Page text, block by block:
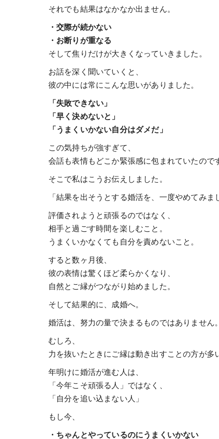
それでも結果はなかなか出ません。
・交際が続かない
・お断りが重なる
そして焦りだけが大きくなっていきました。
お話を深く聞いていくと、
彼の中には常にこんな思いがありました。
「失敗できない」
「早く決めないと」
「うまくいかない自分はダメだ」
この気持ちが強すぎて、
会話も表情もどこか緊張感に包まれていたので
そこで私はこうお伝えしました。
「結果を出そうとする婚活を、一度やめてみま
評価されようと頑張るのではなく、
相手と過ごす時間を楽しむこと。
うまくいかなくても自分を責めないこと。
すると数ヶ月後、
彼の表情は驚くほど柔らかくなり、
自然とご縁がつながり始めました。
そして結果的に、成婚へ。
婚活は、努力の量で決まるものではありません。
むしろ、
力を抜いたときにご縁は動き出すことの方が多
年明けに婚活が進む人は、
「今年こそ頑張る人」ではなく、
「自分を追い込まない人」
もし今、
・ちゃんとやっているのにうまくいかない